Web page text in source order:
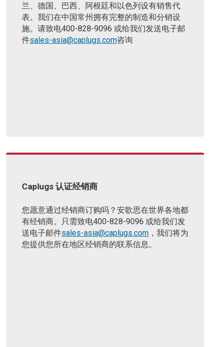
兰、德国、巴西、阿根廷和以色列设有销售代
表。 我们在中国常州拥有完整的制造和分销设
施。 请致电400-828-9096 或给我们发送电子邮
件sales-asia@caplugs.com咨询
Caplugs 认证经销商
您愿意通过经销商订购吗？ 安歌思在世界各地都
有经销商。
只需致电400-828-9096 或给我们发
送电子邮件sales-asia@caplugs.com ，我们将为
您提供您所在地区经销商的联系信息。